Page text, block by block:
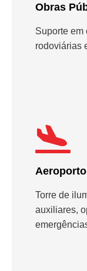
Obras
Suporte em
rodoviárias
Torre de
auxiliares,